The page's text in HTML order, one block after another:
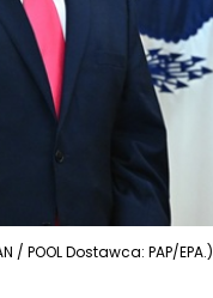
/ POOL Dostawca: PAP/EPA.)